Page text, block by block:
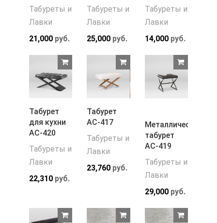
Табуреты и
Лавки
21,000 руб.
Табуреты и
Лавки
25,000 руб.
Табуреты и
Лавки
14,000руб.
Табурет
для кухни
АС-420
Табуреты и
Лавки
22,310 руб.
Табурет
АС-417
Табуреты и
Лавки
23,760 руб.
Металлический
табурет
АС-419
Табуреты и
Лавки
29,000руб.